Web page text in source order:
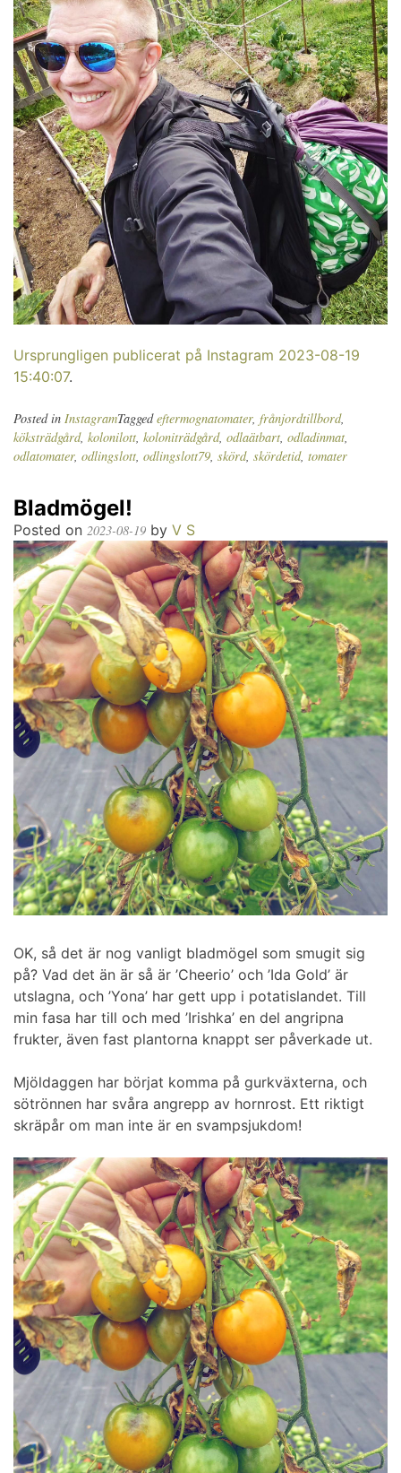
Ursprungligen publicerat på Instagram 2023-08-19
15:40:07.
Posted in InstagramTaggedeftermognatomater, frånjordtillbord,
köksträdgård, kolonilott, koloniträdgård, odlaätbart, odladinmat,
odlatomater, odlingslott, odlingslott79, skörd, skördetid, tomater
Bladmögel!
Posted on 2023-08-19 by V S
OK, så det är nog vanligt bladmögel som smugit sig
på? Vad det än är så är ’Cheerio’ och ’Ida Gold’ är
utslagna, och ’Yona’ har gett upp i potatislandet. Till
min fasa har till och med ’Irishka’ en del angripna
frukter, även fast plantorna knappt ser påverkade ut.
Mjöldaggen har börjat komma på gurkväxterna, och
sötrönnen har svåra angrepp av hornrost. Ett riktigt
skräpår om man inte är en svampsjukdom!